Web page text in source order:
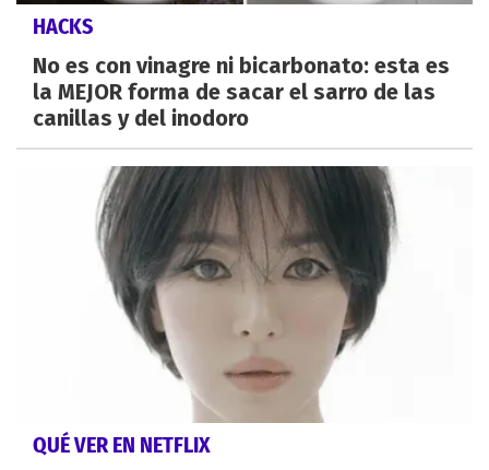
HACKS
No es con vinagre ni bicarbonato: esta es
la MEJOR forma de sacar el sarro de las
canillas y del inodoro
QUÉ VER EN NETFLIX